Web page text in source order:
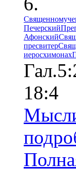
Печерский
Афонский
пресвитер
иеросхимонах
18:4